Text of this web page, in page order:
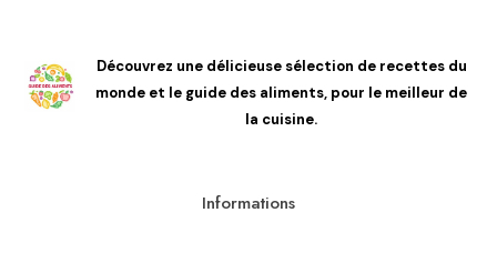
Découvrez une délicieuse sélection de recettes du
monde et le guide des aliments, pour le meilleur de
la cuisine.
Informations